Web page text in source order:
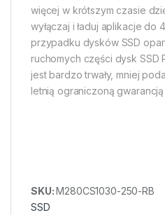
więcej w krótszym czasie
wyłączaj i ładuj aplikacje do
przypadku dysków SSD
ruchomych części dysk SSD
jest bardzo trwały, mniej
letnią ograniczoną gwarancją
SKU:M280CS1030-250-RB
SSD